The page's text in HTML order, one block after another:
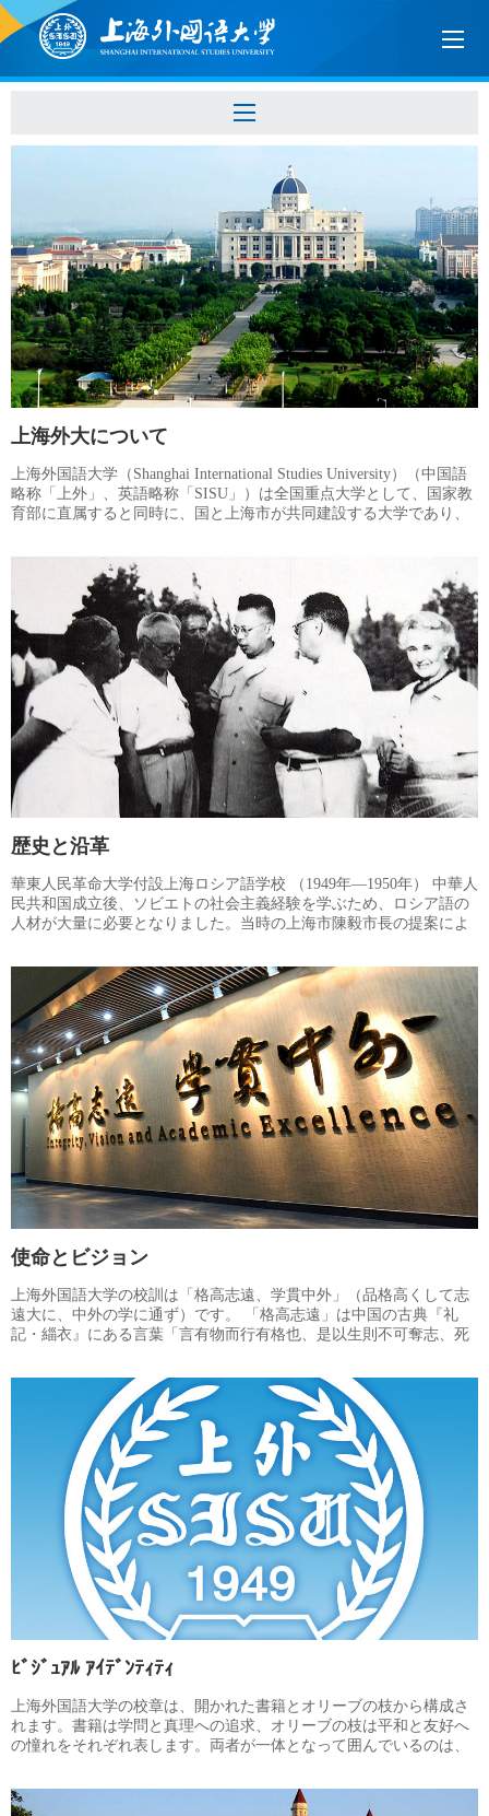
上海外大について
上海外国語大学（Shanghai International Studies University）（中国語
略称「上外」、英語略称「SISU」）は全国重点大学として、国家教
育部に直属すると同時に、国と上海市が共同建設する大学であり、
の学に通ず」という校訓を掲げ、長年の奮闘努力を通じて、ハイレ
ベルの国際的外国語人材を育成する、総合的、国際的で特色のある
高水準大学として、国内外で広く知られております。
歴史と沿革
華東人民革命大学付設上海ロシア語学校 （1949年―1950年） 中華人
民共和国成立後、ソビエトの社会主義経験を学ぶため、ロシア語の
人材が大量に必要となりました。当時の上海市陳毅市長の提案によ
の第四部をもとに、上海でロシア語人材を育成する学校を設立する
ことになりました。それにより「華東人民革命大学付設上海ロシア
語学校」が1949年12月に正式に創立され、新中国成立後に開かれた
初の外国語高等教育機関となりました。
使命とビジョン
上海外国語大学の校訓は「格高志遠、学貫中外」（品格高くして志
遠大に、中外の学に通ず）です。 「格高志遠」は中国の古典『礼
記・緇衣』にある言葉「言有物而行有格也、是以生則不可奪志、死
ち志を奪うべからず、死して名を奪うべからず）と『文選』（南
梁・蕭統編）の言葉「気高志遠、似若無敵」（気高くして志遠し、
無敵に似若たり）によるものであります。 「学貫中外」とは、中外
の文化を身につけ、世界の交流を促進することを意味し、上海外大
が担う「中国に世界を紹介する」「世界に中国を紹介する」という
二重の使命を表わしております。
ﾋﾞｼﾞｭｱﾙ ｱｲﾃﾞﾝﾃｨﾃｨ
上海外国語大学の校章は、開かれた書籍とオリーブの枝から構成さ
れます。書籍は学問と真理への追求、オリーブの枝は平和と友好へ
の憧れをそれぞれ表します。両者が一体となって囲んでいるのは、